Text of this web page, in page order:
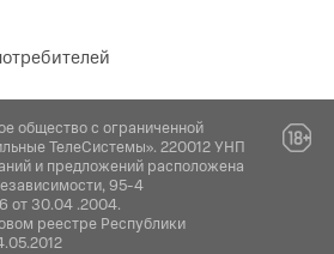
общество с ограниченной
ТелеСистемы». 220012 УНП
и предложений расположена
95-4
30.04 .2004.
реестре Республики